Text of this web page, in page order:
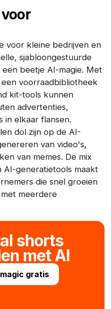
voor kleine bedrijven en
sjabloongestuurde
beetje AI-magie. Met
voorraadbibliotheek
kit-tools kunnen
advertenties,
in elkaar flansen.
dol zijn op de AI-
van video's,
van memes. De mix
AI-generatietools maakt
die snel groeien
meerdere
shorts
met AI
gratis